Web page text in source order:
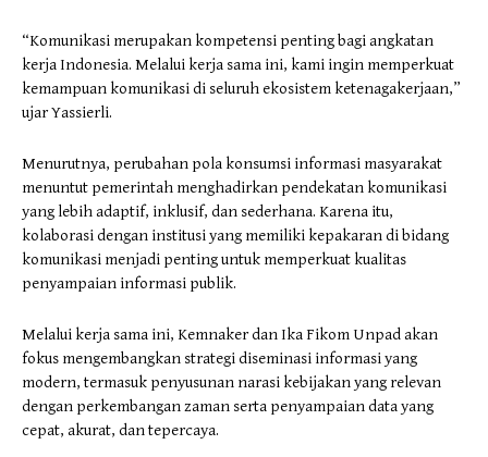
“Komunikasi merupakan kompetensi penting bagi angkatan
kerja Indonesia. Melalui kerja sama ini, kami ingin memperkuat
kemampuan komunikasi di seluruh ekosistem ketenagakerjaan,”
ujar Yassierli.
Menurutnya, perubahan pola konsumsi informasi masyarakat
menuntut pemerintah menghadirkan pendekatan komunikasi
yang lebih adaptif, inklusif, dan sederhana. Karena itu,
kolaborasi dengan institusi yang memiliki kepakaran di bidang
komunikasi menjadi penting untuk memperkuat kualitas
penyampaian informasi publik.
Melalui kerja sama ini, Kemnaker dan Ika Fikom Unpad akan
fokus mengembangkan strategi diseminasi informasi yang
modern, termasuk penyusunan narasi kebijakan yang relevan
dengan perkembangan zaman serta penyampaian data yang
cepat, akurat, dan tepercaya.